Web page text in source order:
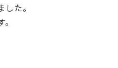
た。